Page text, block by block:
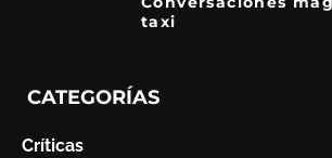
taxi
CATEGORÍAS
Críticas